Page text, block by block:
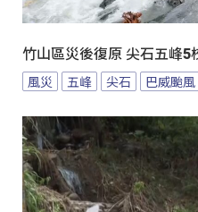
竹山區災後復原 尖石五峰5
風災 五峰 尖石 巴威颱風